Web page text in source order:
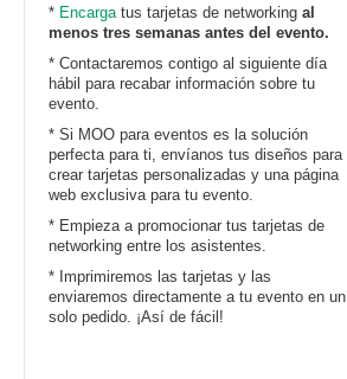
* Encarga tus tarjetas de networking al
menos tres semanas antes del evento.
* Contactaremos contigo al siguiente día
hábil para recabar información sobre tu
evento.
* Si MOO para eventos es la solución
perfecta para ti, envíanos tus diseños para
crear tarjetas personalizadas y una página
web exclusiva para tu evento.
* Empieza a promocionar tus tarjetas de
networking entre los asistentes.
* Imprimiremos las tarjetas y las
enviaremos directamente a tu evento en un
solo pedido. ¡Así de fácil!